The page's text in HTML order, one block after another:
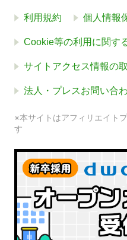
利用規約 個人情報
Cookie等の利用に関す
サイトアクセス情報の
法人・プレスお問い合
※本サイトはアフィリエイト
す